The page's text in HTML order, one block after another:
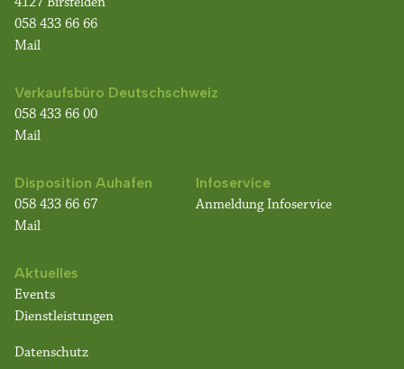
058 433 66 66
Mail
Verkaufsbüro Deutschschweiz
058 433 66 00
Mail
Disposition Auhafen
058 433 66 67
Mail
Infoservice
Anmeldung Infoservice
Aktuelles
Events
Dienstleistungen
Datenschutz